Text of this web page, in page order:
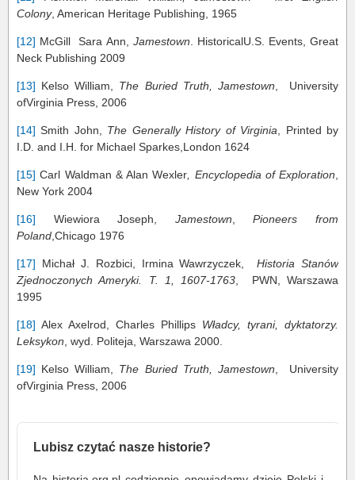
Colony, American Heritage Publishing, 1965
[12] McGill Sara Ann, Jamestown. HistoricalU.S. Events, Great
Neck Publishing 2009
[13] Kelso William, The Buried Truth, Jamestown, University
ofVirginia Press, 2006
[14] Smith John, The Generally History of Virginia, Printed by
I.D. and I.H. for Michael Sparkes,London 1624
[15] Carl Waldman & Alan Wexler, Encyclopedia of Exploration,
New York 2004
[16] Wiewiora Joseph, Jamestown,Pioneers from
Poland,Chicago 1976
[17] Michał J. Rozbici, Irmina Wawrzyczek,Historia Stanów
Zjednoczonych Ameryki. T. 1, 1607-1763, PWN, Warszawa
1995
[18] Alex Axelrod, Charles Phillips Władcy, tyrani, dyktatorzy.
Leksykon, wyd. Politeja, Warszawa 2000.
[19] Kelso William, The Buried Truth, Jamestown, University
ofVirginia Press, 2006
Lubisz czytać nasze historie?